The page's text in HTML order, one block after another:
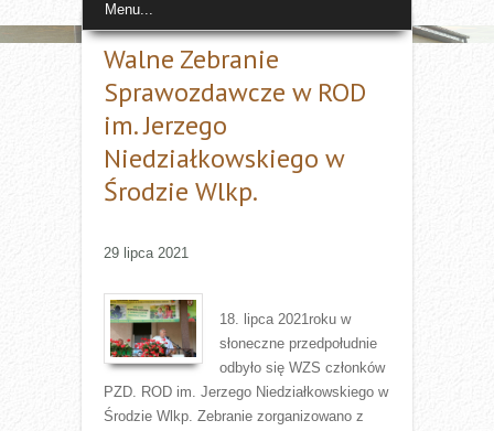
Menu...
Walne Zebranie
Sprawozdawcze w ROD
im. Jerzego
Niedziałkowskiego w
Środzie Wlkp.
29 lipca 2021
18. lipca 2021roku w
słoneczne przedpołudnie
odbyło się WZS członków
PZD. ROD im. Jerzego Niedziałkowskiego w
Środzie Wlkp. Zebranie zorganizowano z